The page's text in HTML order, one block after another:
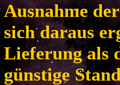
Ausnahme
sich daraus
Lieferung als
günstige